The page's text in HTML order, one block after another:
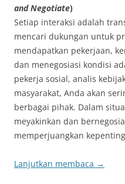
and Negotiate)
Setiap interaksi adalah
mencari dukungan untuk
mendapatkan pekerjaan,
dan menegosiasi kondisi
pekerja sosial, analis
masyarakat, Anda akan
berbagai pihak. Dalam
meyakinkan dan
memperjuangkan
Lanjutkan membaca →